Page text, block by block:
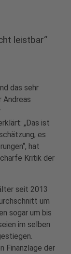
leistbar“
das sehr
Andreas
„Das ist
es
hat
Kritik der
seit 2013
um
sogar um bis
im selben
Finanzlage der